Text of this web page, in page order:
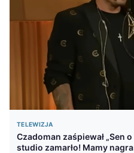
TELEWIZJA
Czadoman zaśpiewał „Sen
studio zamarło! Mamy